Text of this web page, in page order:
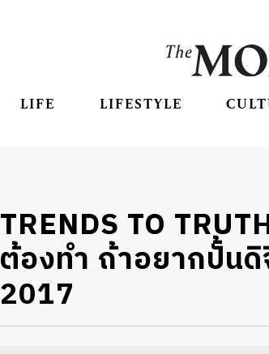
LIFE LIFESTYLE
TRENDS TO
ต้องทำ ถ้าอยากปั้นดิ
2017